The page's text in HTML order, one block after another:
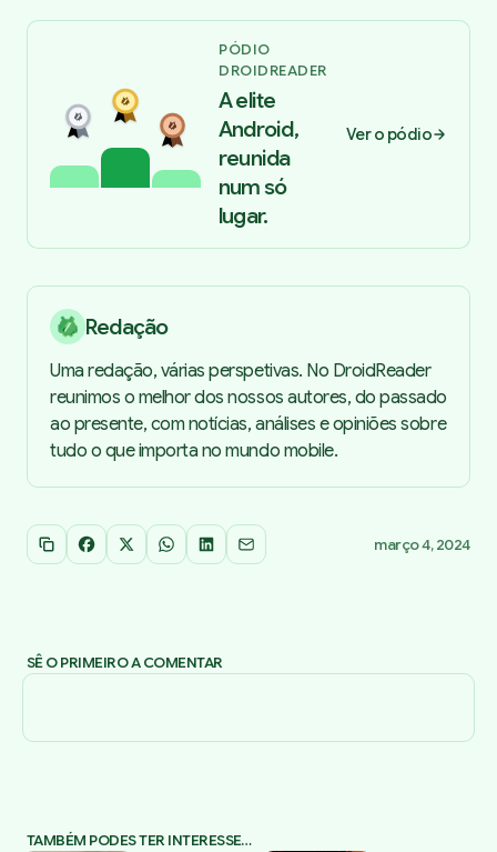
PÓDIO
DROIDREADER
A elite
Android,
reunida
num só
lugar.
Ver o pódio
Redação
Uma redação, várias perspetivas. No DroidReader
reunimos o melhor dos nossos autores, do passado
ao presente, com notícias, análises e opiniões sobre
tudo o que importa no mundo mobile.
Copiar link
Facebook
X WhatsApp
LinkedInEmail março 4, 2024
SÊ O PRIMEIRO A COMENTAR
TAMBÉM PODES TER INTERESSE…